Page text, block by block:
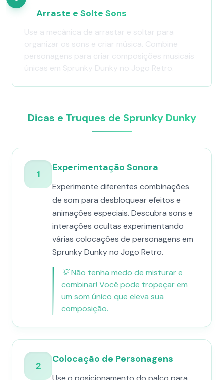
Arraste e Solte Sons
Use a mecânica de arrastar e soltar para
organizar os sons e criar música. Combine
personagens para criar composições musicais
únicas em Sprunky Dunky no Jogo Retro.
Dicas e Truques de Sprunky Dunky
1
Experimentação Sonora
Experimente diferentes combinações
de som para desbloquear efeitos e
animações especiais. Descubra sons e
interações ocultas experimentando
várias colocações de personagens em
Sprunky Dunky no Jogo Retro.
💡Não tenha medo de misturar e
combinar! Você pode tropeçar em
um som único que eleva sua
composição.
2
Colocação de Personagens